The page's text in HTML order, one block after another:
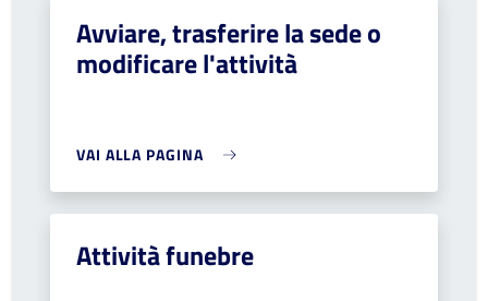
Avviare, trasferire la sede o
modificare l'attività
VAI ALLA PAGINA
Attività funebre